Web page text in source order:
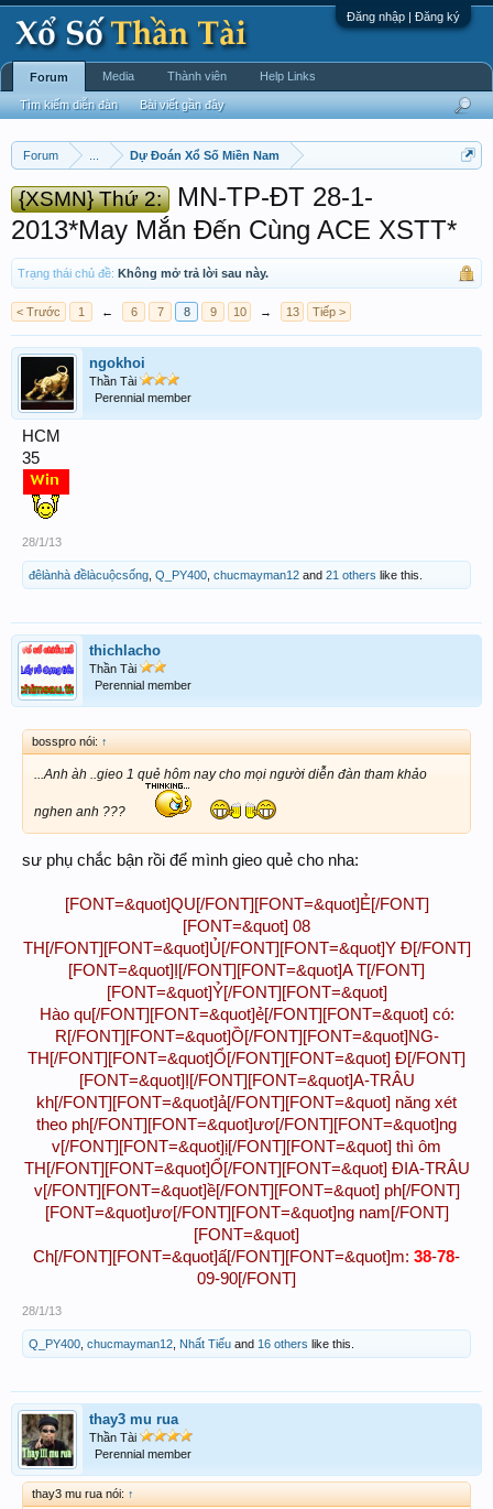
Đăng nhập | Đăng ký
Forum Dự Đoán Xổ Số Miền Nam
{XSMN} Thứ 2:
MN-TP-ĐT 28-1-
2013*May Mắn Đến Cùng ACE XSTT*
Trạng thái chủ đề: Không mở trả lời sau này.
< Trước 1 ← 6 7 8 9 10 → 13 Tiếp >
ngokhoi
Thần Tài
Perennial member
HCM
35
28/1/13
đêlànhà đềlàcuộcsống Q_PY400 chucmayman12 and 21 others like this.
thichlacho
Thần Tài
Perennial member
bosspro nói: ↑
...Anh àh ..gieo 1 quẻ hôm nay cho mọi người diễn đàn tham khảo
nghen anh ???
sư phụ chắc bận rồi để mình gieo quẻ cho nha:
[FONT=&quot]QU[/FONT][FONT=&quot]Ẻ[/FONT]
[FONT=&quot] 08
TH[/FONT][FONT=&quot]Ủ[/FONT][FONT=&quot]Y Đ[/FONT]
[FONT=&quot]Ị[/FONT][FONT=&quot]A T[/FONT]
[FONT=&quot]Ỷ[/FONT][FONT=&quot]
Hào qu[/FONT][FONT=&quot]ẻ[/FONT][FONT=&quot] có:
R[/FONT][FONT=&quot]Ồ[/FONT][FONT=&quot]NG-
TH[/FONT][FONT=&quot]Ổ[/FONT][FONT=&quot] Đ[/FONT]
[FONT=&quot]Ị[/FONT][FONT=&quot]A-TRÂU
kh[/FONT][FONT=&quot]ả[/FONT][FONT=&quot] năng xét
theo ph[/FONT][FONT=&quot]ươ[/FONT][FONT=&quot]ng
v[/FONT][FONT=&quot]ị[/FONT][FONT=&quot] thì ôm
TH[/FONT][FONT=&quot]Ổ[/FONT][FONT=&quot] ĐIA-TRÂU
v[/FONT][FONT=&quot]ề[/FONT][FONT=&quot] ph[/FONT]
[FONT=&quot]ươ[/FONT][FONT=&quot]ng nam[/FONT]
[FONT=&quot]
Ch[/FONT][FONT=&quot]ấ[/FONT][FONT=&quot]m: 38-78-
09-90[/FONT]
28/1/13
Q_PY400 chucmayman12 Nhất Tiếu and 16 others like this.
thay3 mu rua
Thần Tài
Perennial member
thay3 mu rua nói: ↑
Forum
Tìm kiếm diễn đàn Bài viết gần đây
Media Thành viên Help Links